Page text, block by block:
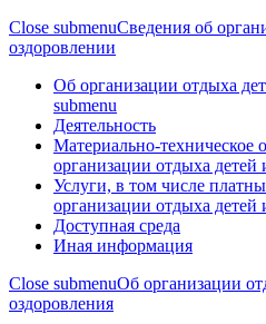
Close submenuСведения об
оздоровлении
Об организации отдыха
submenu
Деятельность
Материально-техническое
организации отдыха детей
Услуги, в том числе
организации отдыха детей
Доступная среда
Иная информация
Close submenuОб организации
оздоровления